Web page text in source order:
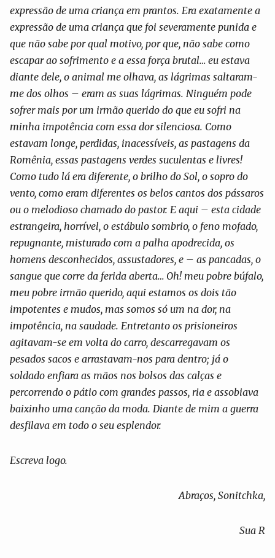
expressão de uma criança em prantos. Era exatamente a
expressão de uma criança que foi severamente punida e
que não sabe por qual motivo, por que, não sabe como
escapar ao sofrimento e a essa força brutal… eu estava
diante dele, o animal me olhava, as lágrimas saltaram-
me dos olhos – eram as suas lágrimas. Ninguém pode
sofrer mais por um irmão querido do que eu sofri na
minha impotência com essa dor silenciosa. Como
estavam longe, perdidas, inacessíveis, as pastagens da
Romênia, essas pastagens verdes suculentas e livres!
Como tudo lá era diferente, o brilho do Sol, o sopro do
vento, como eram diferentes os belos cantos dos pássaros
ou o melodioso chamado do pastor. E aqui – esta cidade
estrangeira, horrível, o estábulo sombrio, o feno mofado,
repugnante, misturado com a palha apodrecida, os
homens desconhecidos, assustadores, e – as pancadas, o
sangue que corre da ferida aberta… Oh! meu pobre búfalo,
meu pobre irmão querido, aqui estamos os dois tão
impotentes e mudos, mas somos só um na dor, na
impotência, na saudade. Entretanto os prisioneiros
agitavam-se em volta do carro, descarregavam os
pesados sacos e arrastavam-nos para dentro; já o
soldado enfiara as mãos nos bolsos das calças e
percorrendo o pátio com grandes passos, ria e assobiava
baixinho uma canção da moda. Diante de mim a guerra
desfilava em todo o seu esplendor.
Escreva logo.
Abraços, Sonitchka,
Sua R